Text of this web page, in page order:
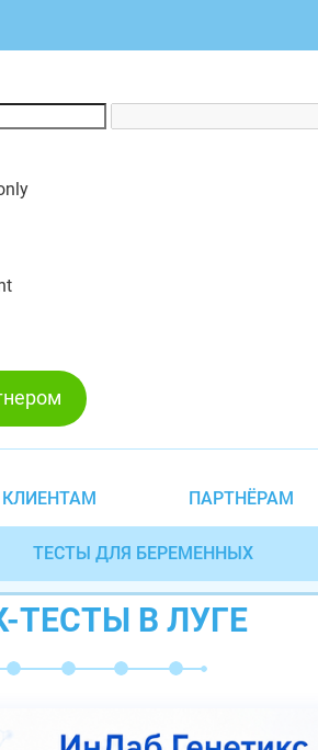
КЛИЕНТАМ ПАРТНЁРАМ
ТЕСТЫ ДЛЯ БЕРЕМЕННЫХ
ТЕСТЫ В ЛУГЕ